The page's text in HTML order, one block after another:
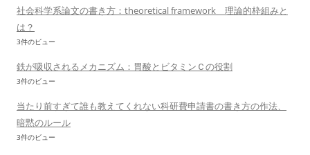
社会科学系論文の書き方：theoretical framework 理論的枠組みと
は？
3件のビュー
鉄が吸収されるメカニズム：胃酸とビタミンＣの役割
3件のビュー
当たり前すぎて誰も教えてくれない科研費申請書の書き方の作法、
暗黙のルール
3件のビュー